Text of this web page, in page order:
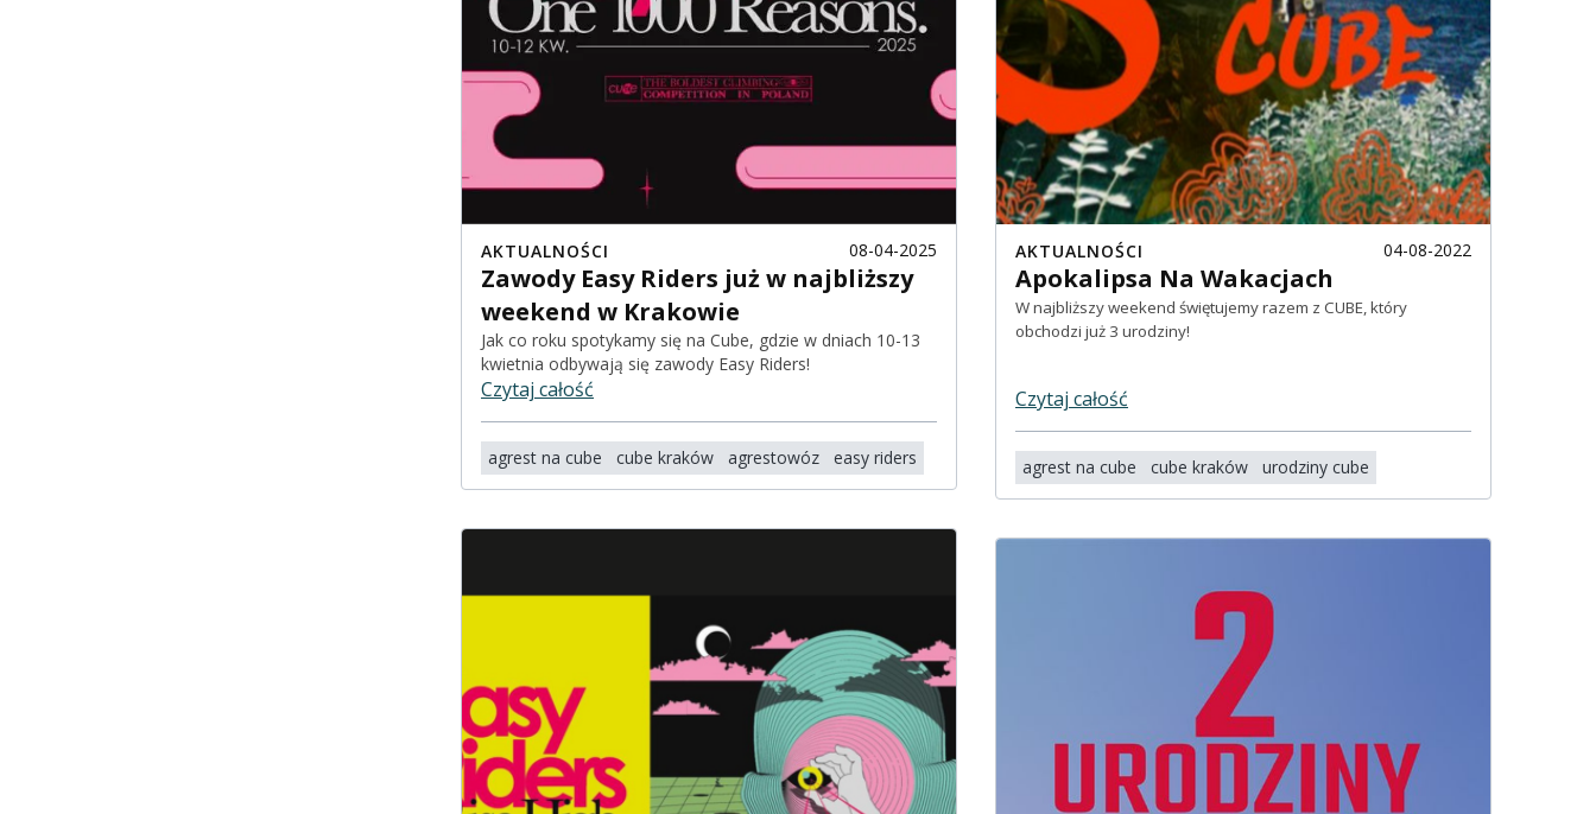
AKTUALNOŚCI 08-04-2025
Zawody Easy Riders już w najbliższy
weekend w Krakowie
Jak co roku spotykamy się na Cube, gdzie w dniach 10-13
kwietnia odbywają się zawody Easy Riders!
Czytaj całość
agrest na cube cube kraków agrestowóz easy riders
AKTUALNOŚCI 04-08-2022
Apokalipsa Na Wakacjach
W najbliższy weekend świętujemy razem z CUBE, który
obchodzi już 3 urodziny!
Czytaj całość
agrest na cube cube kraków urodziny cube